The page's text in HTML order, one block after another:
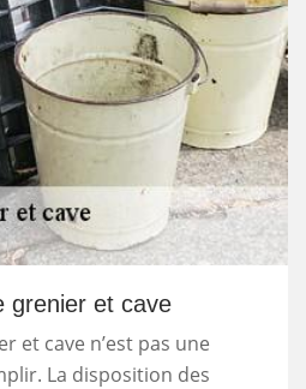
grenier et cave
et cave n’est pas une
La disposition des